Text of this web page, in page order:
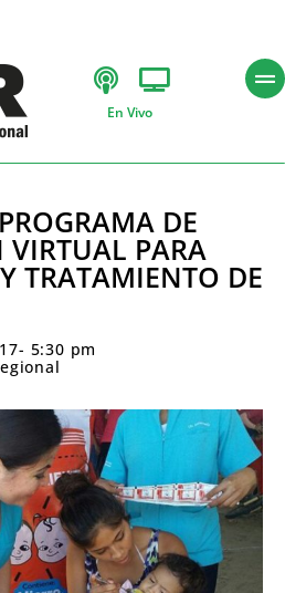
En Vivo
DE
VIRTUAL PARA
TRATAMIENTO DE
- 5:30 pm